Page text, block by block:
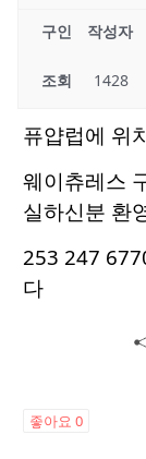
구인 작성자
조회 1428
퓨얍럽에 위
웨이츄레스
실하신분 환
253 247
다
좋아요 0